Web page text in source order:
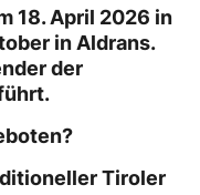
18. April 2026 in
in Aldrans.
der
Tiroler